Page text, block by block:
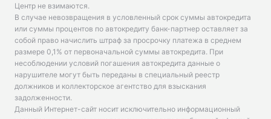
Центр не взимаются.
В случае невозвращения в условленный срок суммы автокредита
или суммы процентов по автокредиту банк-партнер оставляет за
собой право начислить штраф за просрочку платежа в среднем
размере 0,1% от первоначальной суммы автокредита. При
несоблюдении условий погашения автокредита данные о
нарушителе могут быть переданы в специальный реестр
должников и коллекторское агентство для взыскания
задолженности.
Данный Интернет-сайт носит исключительно информационный